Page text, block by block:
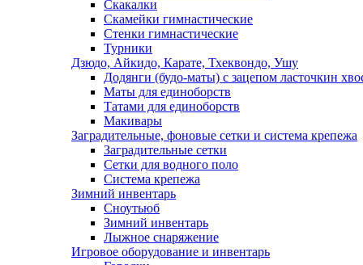
Скакалки
Скамейки гимнастические
Стенки гимнастические
Турники
Дзюдо, Айкидо, Карате, Тхеквондо, Ушу
Додянги (будо-маты) с зацепом ласточкин
Маты для единоборств
Татами для единоборств
Макивары
Заградительные, фоновые сетки и система крепежа
Заградительные сетки
Сетки для водного поло
Система крепежа
Зимний инвентарь
Сноутьюб
Зимний инвентарь
Лыжное снаряжение
Игровое оборудование и инвентарь